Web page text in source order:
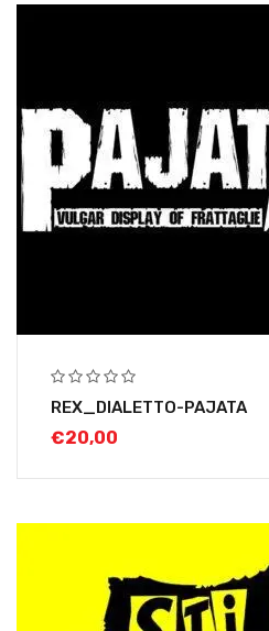
REX_DIALETTO-PAJATA
€20,00